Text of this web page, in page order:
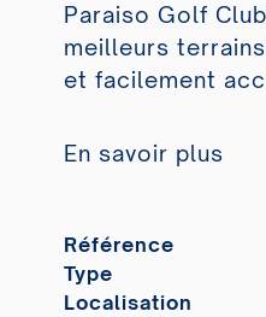
Paraiso Golf
meilleurs
et facilement
En savoir plus
Référence
Type
Localisation